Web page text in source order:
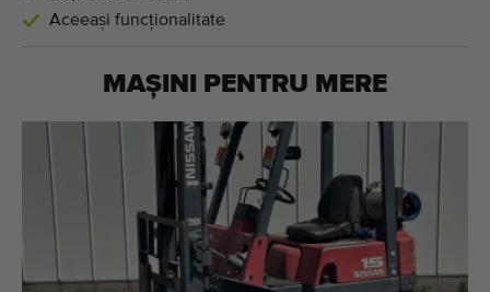
Aceeași funcționalitate
MAȘINI PENTRU MERE